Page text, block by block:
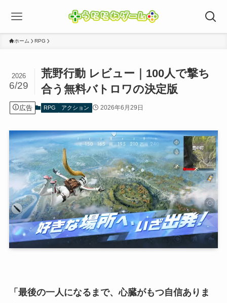
ホーム RPG
荒野行動 レビュー｜100人で撃ち
合う無料バトロワの決定版
2026
6/29
広告 RPG アクション 2026年6月29日
「最後の一人になるまで、心臓がもつ自信ありま